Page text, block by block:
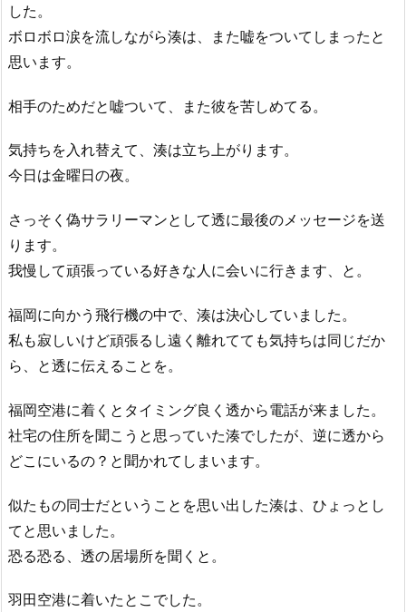
した。
ボロボロ涙を流しながら湊は、また嘘をついてしまったと
思います。
相手のためだと嘘ついて、また彼を苦しめてる。
気持ちを入れ替えて、湊は立ち上がります。
今日は金曜日の夜。
さっそく偽サラリーマンとして透に最後のメッセージを送
ります。
我慢して頑張っている好きな人に会いに行きます、と。
福岡に向かう飛行機の中で、湊は決心していました。
私も寂しいけど頑張るし遠く離れてても気持ちは同じだか
ら、と透に伝えることを。
福岡空港に着くとタイミング良く透から電話が来ました。
社宅の住所を聞こうと思っていた湊でしたが、逆に透から
どこにいるの？と聞かれてしまいます。
似たもの同士だということを思い出した湊は、ひょっとし
てと思いました。
恐る恐る、透の居場所を聞くと。
羽田空港に着いたとこでした。